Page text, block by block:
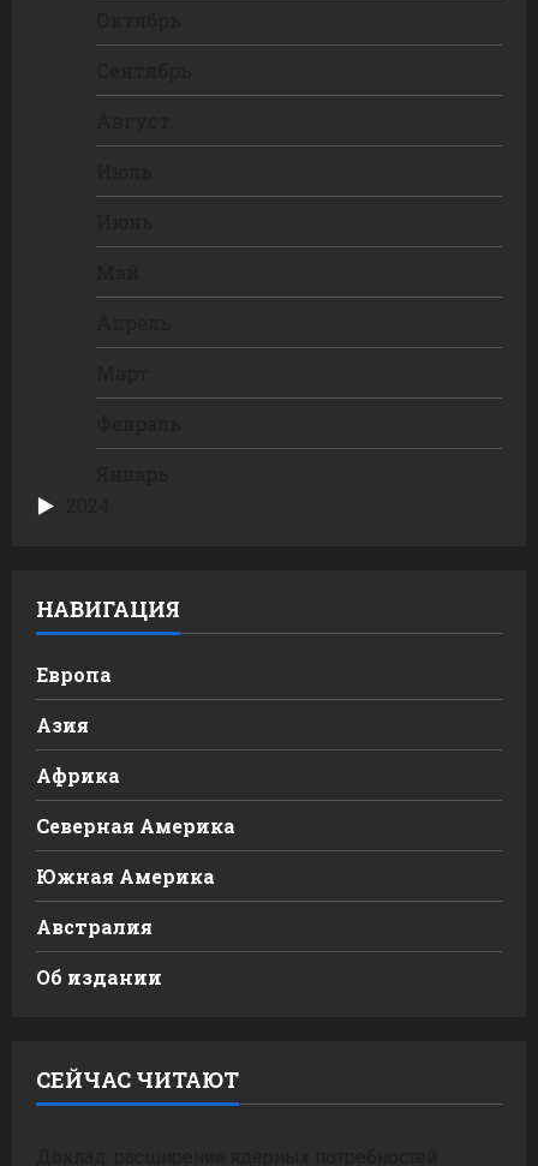
НАВИГАЦИЯ
Европа
Азия
Африка
Северная Америка
Южная Америка
Австралия
Об издании
СЕЙЧАС ЧИТАЮТ